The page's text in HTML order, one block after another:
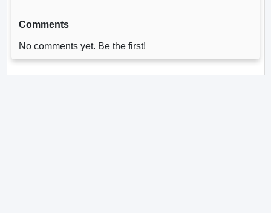
Comments
No comments yet. Be the first!